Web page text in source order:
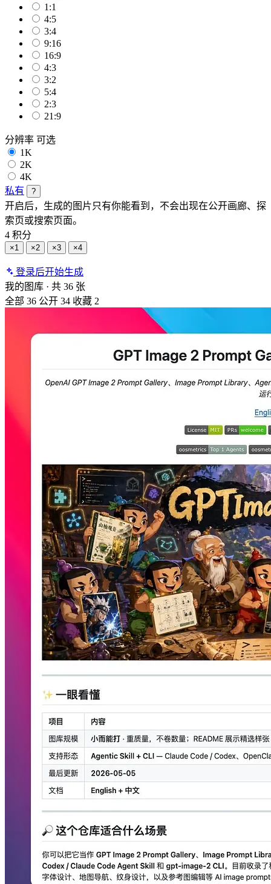
1:1
4:5
3:4
9:16
16:9
4:3
3:2
5:4
2:3
21:9
分辨率 可选
1K
2K
4K
私有
?
开启后，生成的图片只有你能看到，不会出现在公开画廊、探
索页或搜索页面。
4 积分
×1 ×2 ×3 ×4
登录后开始生成
我的图库 · 共 36 张
全部 36 公开 34 收藏 2